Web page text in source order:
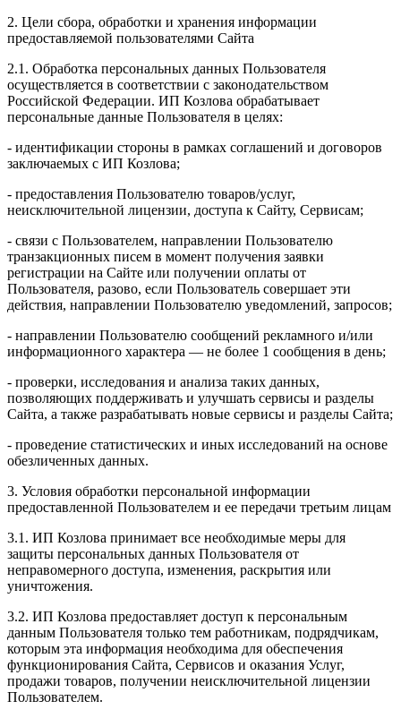
2. Цели сбора, обработки и хранения информации
предоставляемой пользователями Сайта
2.1. Обработка персональных данных Пользователя
осуществляется в соответствии с законодательством
Российской Федерации. ИП Козловa обрабатывает
персональные данные Пользователя в целях:
- идентификации стороны в рамках соглашений и договоров
заключаемых с ИП Козлова;
- предоставления Пользователю товаров/услуг,
неисключительной лицензии, доступа к Сайту, Сервисам;
- связи с Пользователем, направлении Пользователю
транзакционных писем в момент получения заявки
регистрации на Сайте или получении оплаты от
Пользователя, разово, если Пользователь совершает эти
действия, направлении Пользователю уведомлений, запросов;
- направлении Пользователю сообщений рекламного и/или
информационного характера — не более 1 сообщения в день;
- проверки, исследования и анализа таких данных,
позволяющих поддерживать и улучшать сервисы и разделы
Сайта, а также разрабатывать новые сервисы и разделы Сайта;
- проведение статистических и иных исследований на основе
обезличенных данных.
3. Условия обработки персональной информации
предоставленной Пользователем и ее передачи третьим лицам
3.1. ИП Козлова принимает все необходимые меры для
защиты персональных данных Пользователя от
неправомерного доступа, изменения, раскрытия или
уничтожения.
3.2. ИП Козлова предоставляет доступ к персональным
данным Пользователя только тем работникам, подрядчикам,
которым эта информация необходима для обеспечения
функционирования Сайта, Сервисов и оказания Услуг,
продажи товаров, получении неисключительной лицензии
Пользователем.